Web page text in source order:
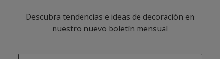
Descubra tendencias e ideas de decoración en
nuestro nuevo boletín mensual